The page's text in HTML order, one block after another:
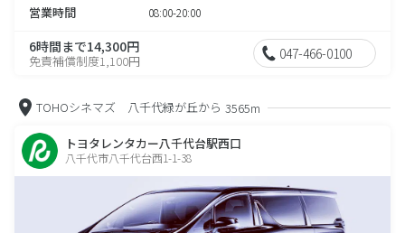
営業時間 08:00-20:00
6時間まで14,300円
免責補償制度1,100円 047-466-0100
TOHOシネマズ 八千代緑が丘から 3565m
トヨタレンタカー八千代台駅西口
八千代市八千代台西1-1-38